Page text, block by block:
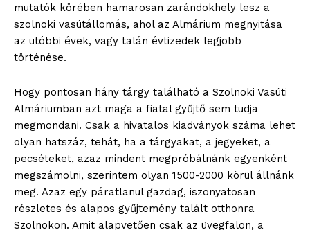
mutatók körében hamarosan zarándokhely lesz a
szolnoki vasútállomás, ahol az Almárium megnyitása
az utóbbi évek, vagy talán évtizedek legjobb
történése.
Hogy pontosan hány tárgy található a Szolnoki Vasúti
Almáriumban azt maga a fiatal gyűjtő sem tudja
megmondani. Csak a hivatalos kiadványok száma lehet
olyan hatszáz, tehát, ha a tárgyakat, a jegyeket, a
pecséteket, azaz mindent megpróbálnánk egyenként
megszámolni, szerintem olyan 1500-2000 körül állnánk
meg. Azaz egy páratlanul gazdag, iszonyatosan
részletes és alapos gyűjtemény talált otthonra
Szolnokon. Amit alapvetően csak az üvegfalon, a